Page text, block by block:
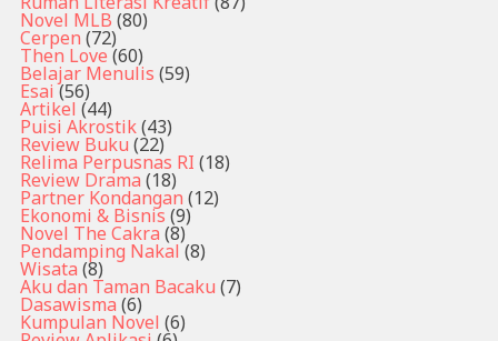
Novel MLB (80)
Cerpen (72)
Then Love (60)
Belajar Menulis (59)
Esai (56)
Artikel (44)
Puisi Akrostik(43)
Review Buku (22)
Relima Perpusnas RI (18)
Review Drama (18)
Partner Kondangan (12)
Ekonomi & Bisnis (9)
Novel The Cakra (8)
Pendamping Nakal (8)
Wisata (8)
Aku dan Taman Bacaku (7)
Dasawisma (6)
Kumpulan Novel (6)